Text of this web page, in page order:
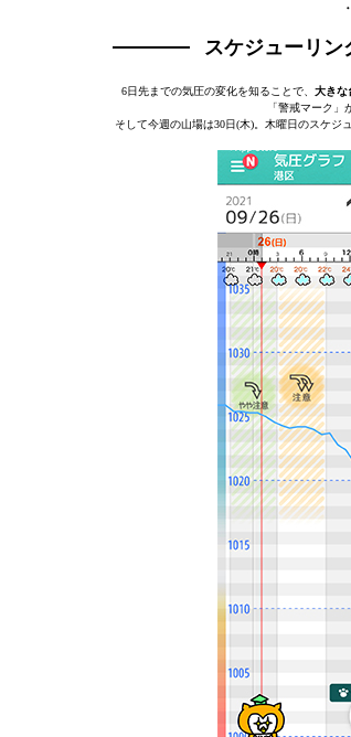
スケジューリン
6日先までの気圧の変化を知ることで、 大きな
「警戒マーク
そして今週の山場は30日(木)。木曜日のスケ